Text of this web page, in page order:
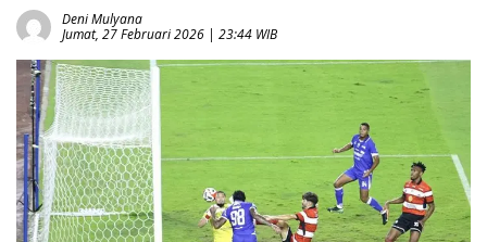
Deni Mulyana
Jumat, 27 Februari 2026 | 23:44 WIB